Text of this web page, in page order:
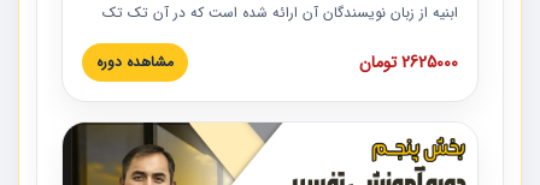
ابنیه از زبان نویسندگان آن ارائه شده است که در آن تک تک
ردیف ها و مطالب فهرست بها تفسیر و ارائه شده است. این
دوره به صورت کامل تصویری بوده و به همراه تصاویر عملیات
دوره با کلام مهندس علیرضاحسین‌زاده مدیر پروژه مهندسی
مشاور در امر بازنگری فهرست بها رشته ابنیه ارائه شده و به تمام
همکارانی که در حوزه صنعت ساخت در حال فعالیت هستند حتما
2625000 تومان مشاهده دوره